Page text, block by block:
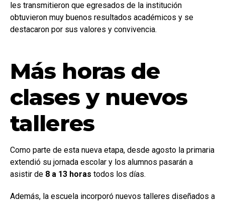
les transmitieron que egresados de la institución
obtuvieron muy buenos resultados académicos y se
destacaron por sus valores y convivencia.
Más horas de
clases y nuevos
talleres
Como parte de esta nueva etapa, desde agosto la primaria
extendió su jornada escolar y los alumnos pasarán a
asistir de 8 a 13 horas todos los días.
Además, la escuela incorporó nuevos talleres diseñados a